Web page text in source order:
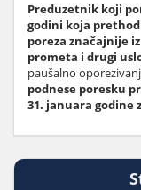
Preduzetnik koji
godini koja
poreza značajnije
prometa i drugi
paušalno
podnese poresku
31. januara godine